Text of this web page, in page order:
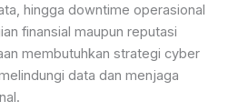
hingga downtime operasional
finansial maupun reputasi
membutuhkan strategi cyber
data dan menjaga